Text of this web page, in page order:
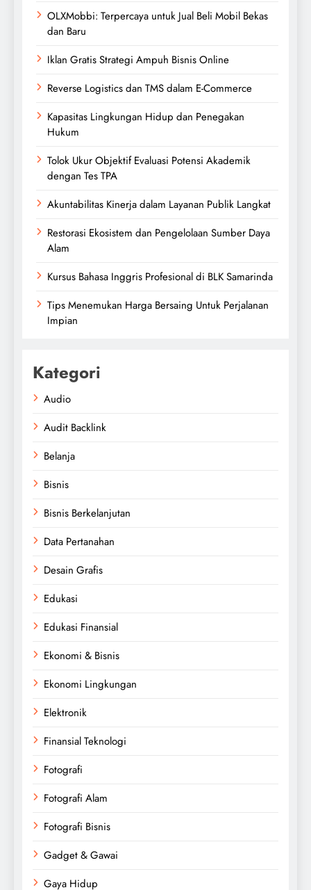
OLXMobbi: Terpercaya untuk Jual Beli Mobil Bekas
dan Baru
Iklan Gratis Strategi Ampuh Bisnis Online
Reverse Logistics dan TMS dalam E-Commerce
Kapasitas Lingkungan Hidup dan Penegakan
Hukum
Tolok Ukur Objektif Evaluasi Potensi Akademik
dengan Tes TPA
Akuntabilitas Kinerja dalam Layanan Publik Langkat
Restorasi Ekosistem dan Pengelolaan Sumber Daya
Alam
Kursus Bahasa Inggris Profesional di BLK Samarinda
Tips Menemukan Harga Bersaing Untuk Perjalanan
Impian
Kategori
Audio
Audit Backlink
Belanja
Bisnis
Bisnis Berkelanjutan
Data Pertanahan
Desain Grafis
Edukasi
Edukasi Finansial
Ekonomi & Bisnis
Ekonomi Lingkungan
Elektronik
Finansial Teknologi
Fotografi
Fotografi Alam
Fotografi Bisnis
Gadget & Gawai
Gaya Hidup